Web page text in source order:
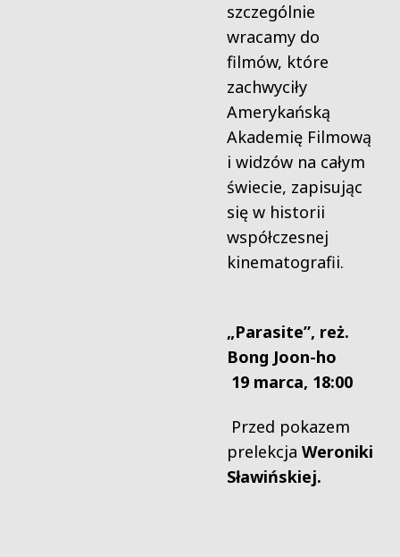
szczególnie
wracamy do
filmów, które
zachwyciły
Amerykańską
Akademię Filmową
i widzów na całym
świecie, zapisując
się w historii
współczesnej
kinematografii.
„Parasite”, reż.
Bong Joon-ho
19 marca, 18:00
Przed pokazem
prelekcja Weroniki
Sławińskiej.